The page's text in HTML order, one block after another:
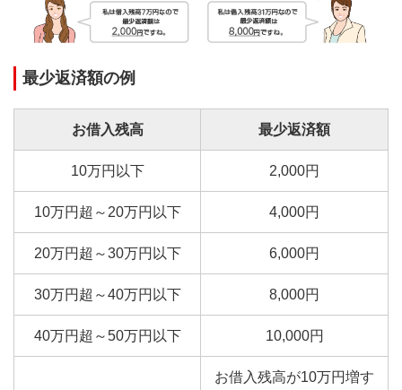
最少返済額の例
お借入残高 最少返済額
10万円以下 2,000円
10万円超～20万円以下 4,000円
20万円超～30万円以下 6,000円
30万円超～40万円以下 8,000円
40万円超～50万円以下 10,000円
お借入残高が10万円増す